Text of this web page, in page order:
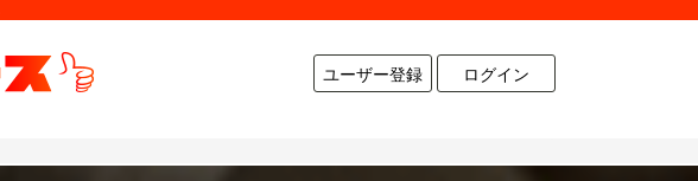
ユーザー登録 ログイン